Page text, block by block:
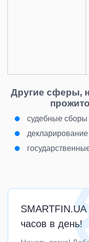
Другие сферы,
судебные сборы
часов в день!